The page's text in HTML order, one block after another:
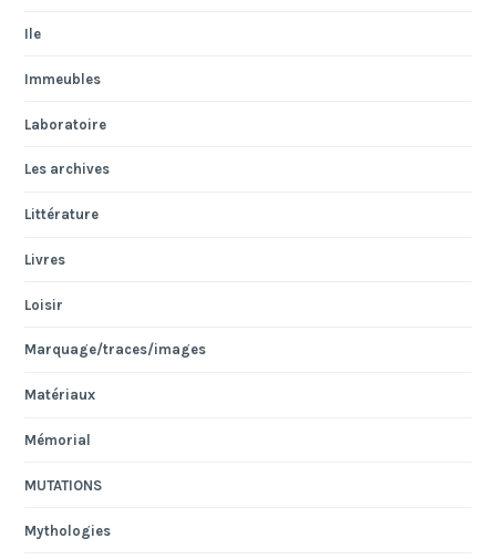
Ile
Immeubles
Laboratoire
Les archives
Littérature
Livres
Loisir
Marquage/traces/images
Matériaux
Mémorial
MUTATIONS
Mythologies